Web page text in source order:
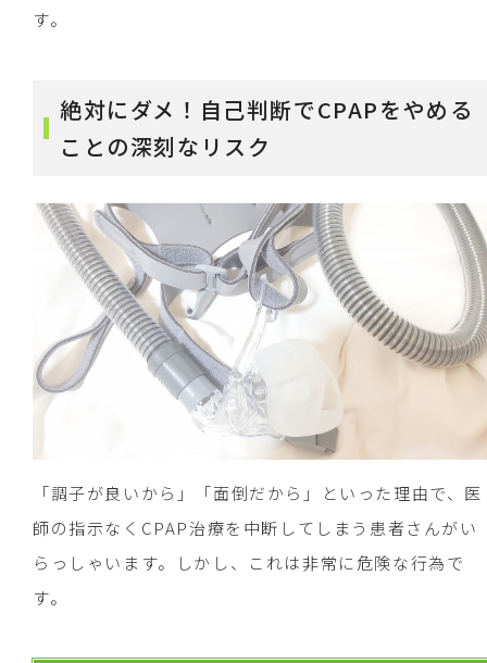
す。
絶対にダメ！自己判断でCPAPをやめる
ことの深刻なリスク
「調子が良いから」「面倒だから」といった理由で、医
師の指示なくCPAP治療を中断してしまう患者さんがい
らっしゃいます。しかし、これは非常に危険な行為で
す。